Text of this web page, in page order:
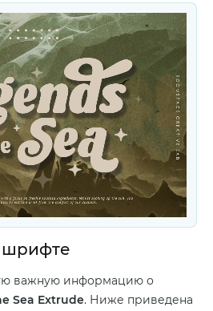
важную информацию о
Sea Extrude. Ниже приведена